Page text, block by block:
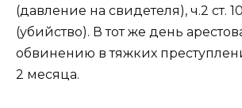
(давление на свидетеля), ч.2 ст.
(убийство). В тот же день
обвинению в тяжких
2 месяца.